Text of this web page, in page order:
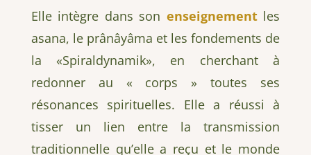
Elle intègre dans son enseignementles
asana, le prânâyâma et les fondements de
la «Spiraldynamik», en cherchant à
redonner au « corps » toutes ses
résonances spirituelles. Elle a réussi à
tisser un lien entre la transmission
traditionnelle qu’elle a reçu et le monde